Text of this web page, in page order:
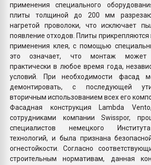
применения специального
плиты толщиной до 200 мм
нагретой проволоки, что исключает
появление отходов. Плиты прикрепляются
применения клея, с помощью
это означает, что монтаж может
практически в любое время года,
условий. При необходимости фасад
демонтировать, с последующей
вторичным использованием всех его
Фасадная конструкция Lambda
сотрудниками компании Swisspor,
специалистов немецкого
технологий, и была признана
огнестойкости. Согласно
строительным нормативам, данная